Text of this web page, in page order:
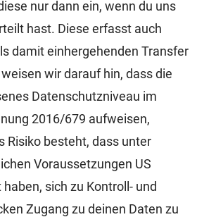
nur dann ein, wenn du uns
hast. Diese erfasst auch
damit einhergehenden Transfer
wir darauf hin, dass die
Datenschutzniveau im
2016/679 aufweisen,
Risiko besteht, dass unter
Voraussetzungen US
sich zu Kontroll- und
Zugang zu deinen Daten zu